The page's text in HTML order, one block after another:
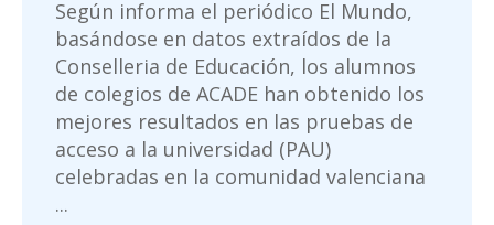
Según informa el periódico El Mundo,
basándose en datos extraídos de la
Conselleria de Educación, los alumnos
de colegios de ACADE han obtenido los
mejores resultados en las pruebas de
acceso a la universidad (PAU)
celebradas en la comunidad valenciana
...